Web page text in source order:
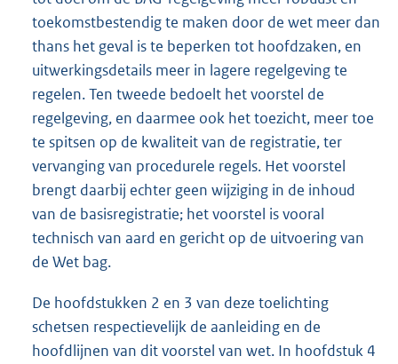
toekomstbestendig te maken door de wet meer dan
thans het geval is te beperken tot hoofdzaken, en
uitwerkingsdetails meer in lagere regelgeving te
regelen. Ten tweede bedoelt het voorstel de
regelgeving, en daarmee ook het toezicht, meer toe
te spitsen op de kwaliteit van de registratie, ter
vervanging van procedurele regels. Het voorstel
brengt daarbij echter geen wijziging in de inhoud
van de basisregistratie; het voorstel is vooral
technisch van aard en gericht op de uitvoering van
de Wet bag.
De hoofdstukken 2 en 3 van deze toelichting
schetsen respectievelijk de aanleiding en de
hoofdlijnen van dit voorstel van wet. In hoofdstuk 4